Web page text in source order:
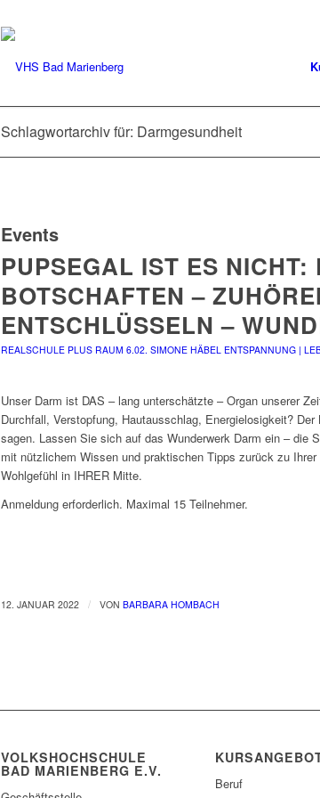
Schlagwortarchiv für: Darmgesundheit
Events
PUPSEGAL IST ES NICHT:
BOTSCHAFTEN –
ENTSCHLÜSSELN –
REALSCHULE PLUS RAUM 6.02. SIMONE HÄBEL ENTSPANNUNG |
Unser Darm ist DAS – lang unterschätzte – Organ unserer
Durchfall, Verstopfung, Hautausschlag, Energielosigkeit?
sagen. Lassen Sie sich auf das Wunderwerk Darm ein – die
mit nützlichem Wissen und praktischen Tipps zurück zu
Wohlgefühl in IHRER Mitte.
Anmeldung erforderlich. Maximal 15 Teilnehmer.
12. JANUAR 2022 / VON BARBARA HOMBACH
VOLKSHOCHSCHULE
BAD MARIENBERG E.V.
Beruf